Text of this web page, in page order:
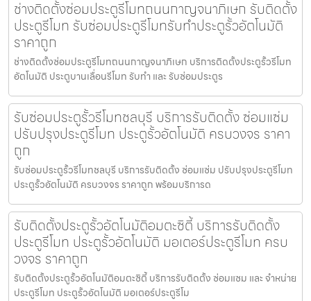
ช่างติดตั้งซ่อมประตูรีโมทถนนกาญจนาภิเษก รับติดตั้ง
ประตูรีโมท รับซ่อมประตูรีโมทรับทำประตูรั้วอัตโนมัติ
ราคาถูก
ช่างติดตั้งซ่อมประตูรีโมทถนนกาญจนาภิเษก บริการติดตั้งประตูรั้วรีโมท
อัตโนมัติ ประตูบานเลื่อนรีโมท รับทำ และ รับซ่อมประตูร
รับซ่อมประตูรั้วรีโมทชลบุรี บริการรับติดตั้ง ซ่อมแซ่ม
ปรับปรุงประตูรีโมท ประตูรั้วอัตโนมัติ ครบวงจร ราคา
ถูก
รับซ่อมประตูรั้วรีโมทชลบุรี บริการรับติดตั้ง ซ่อมแซ่ม ปรับปรุงประตูรีโมท
ประตูรั้วอัตโนมัติ ครบวงจร ราคาถูก พร้อมบริการด
รับติดตั้งประตูรั้วอัตโนมัติอมตะซิตี้ บริการรับติดตั้ง
ประตูรีโมท ประตูรั้วอัตโนมัติ มอเตอร์ประตูรีโมท ครบ
วงจร ราคาถูก
รับติดตั้งประตูรั้วอัตโนมัติอมตะซิตี้ บริการรับติดตั้ง ซ่อมแซม และ จำหน่าย
ประตูรีโมท ประตูรั้วอัตโนมัติ มอเตอร์ประตูรีโม